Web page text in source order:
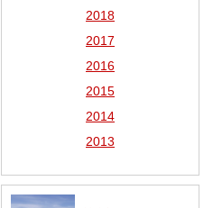
2018
2017
2016
2015
2014
2013